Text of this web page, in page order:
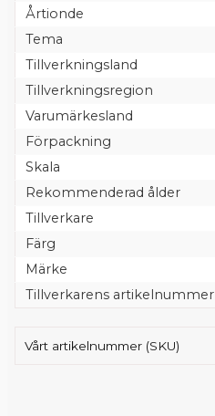
Årtionde
Tema
Tillverkningsland
Tillverkningsregion
Varumärkesland
Förpackning
Skala
Rekommenderad ålder
Tillverkare
Färg
Märke
Tillverkarens artikelnummer
Vårt artikelnummer (SKU)